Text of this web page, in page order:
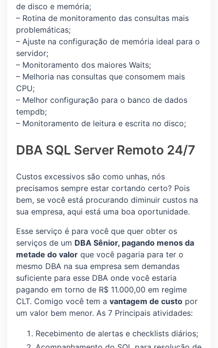
de disco e memória;
– Rotina de monitoramento das consultas mais
problemáticas;
– Ajuste na configuração de memória ideal para o
servidor;
– Monitoramento dos maiores Waits;
– Melhoria nas consultas que consomem mais
CPU;
– Melhor configuração para o banco de dados
tempdb;
– Monitoramento de leitura e escrita no disco;
DBA SQL Server Remoto 24/7
Custos excessivos são como unhas, nós
precisamos sempre estar cortando certo? Pois
bem, se você está procurando diminuir custos na
sua empresa, aqui está uma boa oportunidade.
Esse serviço é para você que quer obter os
serviços de um DBA Sênior, pagando menos da
metade do valor que você pagaria para ter o
mesmo DBA na sua empresa sem demandas
suficiente para esse DBA onde você estaria
pagando em torno de R$ 11.000,00 em regime
CLT. Comigo você tem a vantagem de custo por
um valor bem menor. As 7 Principais atividades:
Recebimento de alertas e checklists diários;